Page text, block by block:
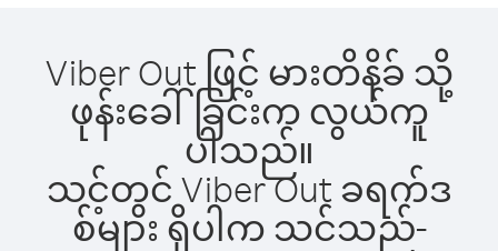
Viber Out ဖြင့် မားတိနိခ် သို့
ဖုန်းခေါ်ခြင်းက လွယ်ကူ
ပါသည်။
သင့်တွင် Viber Out ခရက်ဒ
စ်များ ရှိပါက သင်သည်-